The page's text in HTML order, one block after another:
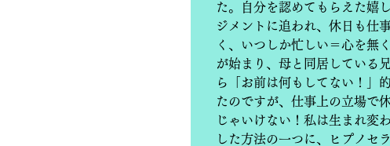
た。自分を認めてもらえた嬉
ジメントに追われ、休日も仕
く、いつしか忙しい＝心を無
が始まり、母と同居している
ら「お前は何もしてない！」
たのですが、仕事上の立場で
じゃいけない！私は生まれ変
した方法の一つに、ヒプノセ